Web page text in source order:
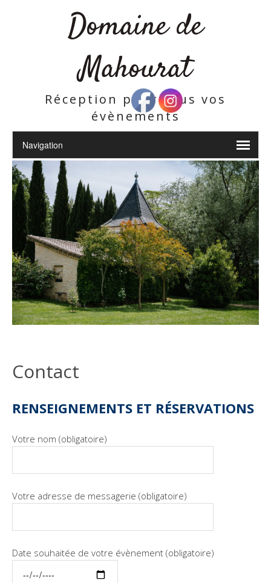
Domaine de
Mahourat
Réception pour tous vos
évènements
Contact
RENSEIGNEMENTS ET RÉSERVATIONS
Votre nom (obligatoire)
Votre adresse de messagerie (obligatoire)
Date souhaitée de votre évènement (obligatoire)